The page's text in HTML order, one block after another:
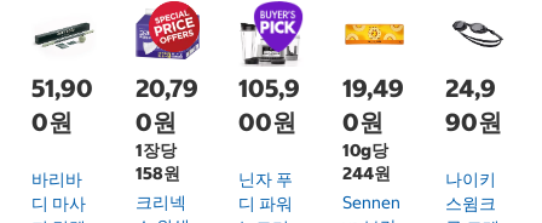
51,90
0원
바리바
디 마사
20,79
0원
1장당
158원
크리넥
105,9
00원
닌자 푸
디 파워
19,49
0원
10g당
244원
Sennen
24,9
90원
나이키
스윔크